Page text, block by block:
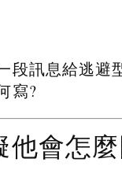
段訊息給逃避
寫?
他會怎